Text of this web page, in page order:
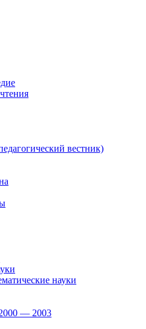
вестник)
науки
— 2003